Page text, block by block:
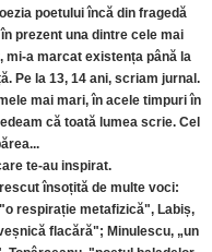
poetului încă din fragedă
prezent una dintre cele mai
mi-a marcat existența până la
Pe la 13, 14 ani, scriam jurnal.
mai mari, în acele timpuri în
că toată lumea scrie. Cel
te-au inspirat.
însoțită de multe voci:
respirație metafizică", Labiș,
flacără"; Minulescu, „un